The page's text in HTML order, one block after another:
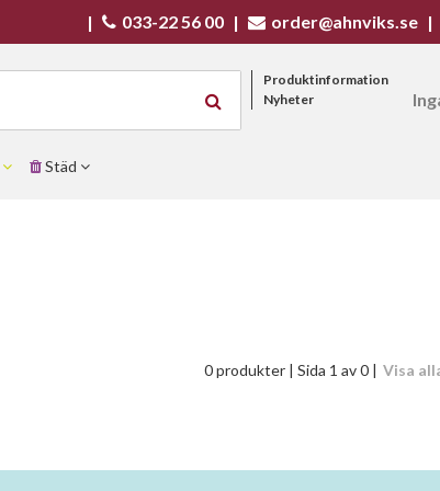
Visa
0 produkter | Sida 1 av 0 |
| 033-22 56 00 | order@ahnviks.se |
Produktinformation
Nyheter
Städ